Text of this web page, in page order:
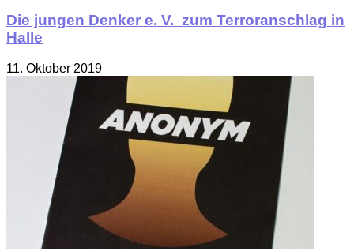
Die jungen Denker e. V. zum Terroranschlag in
Halle
11. Oktober 2019